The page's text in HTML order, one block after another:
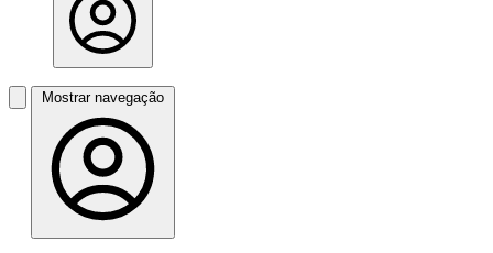
Mostrar navegação